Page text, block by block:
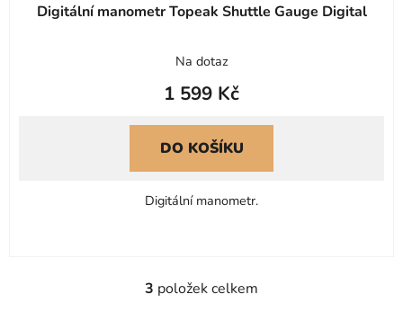
Digitální manometr Topeak Shuttle Gauge Digital
Na dotaz
1 599 Kč
DO KOŠÍKU
Digitální manometr.
O
3 položek celkem